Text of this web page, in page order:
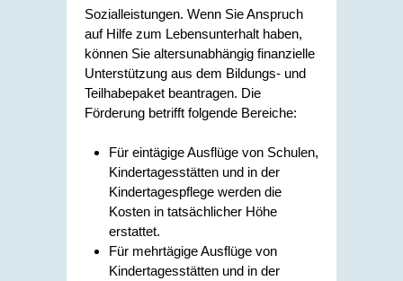
Sozialleistungen. Wenn Sie Anspruch
auf Hilfe zum Lebensunterhalt haben,
können Sie altersunabhängig finanzielle
Unterstützung aus dem Bildungs- und
Teilhabepaket beantragen. Die
Förderung betrifft folgende Bereiche:
Für eintägige Ausflüge von Schulen,
Kindertagesstätten und in der
Kindertagespflege werden die
Kosten in tatsächlicher Höhe
erstattet.
Für mehrtägige Ausflüge von
Kindertagesstätten und in der